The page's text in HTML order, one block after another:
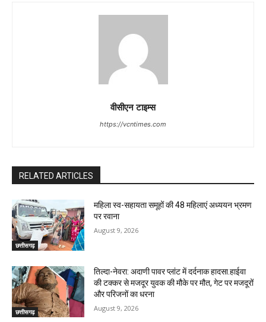
वीसीएन टाइम्स
https://vcntimes.com
RELATED ARTICLES
छत्तीसगढ़
महिला स्व-सहायता समूहों की 48 महिलाएं अध्ययन भ्रमण
पर रवाना
August 9, 2026
छत्तीसगढ़
तिल्दा-नेवरा: अदाणी पावर प्लांट में दर्दनाक हादसा.हाईवा
की टक्कर से मजदूर युवक की मौके पर मौत, गेट पर मजदूरों
और परिजनों का धरना
August 9, 2026